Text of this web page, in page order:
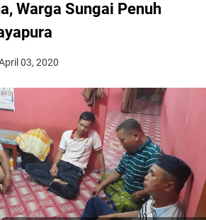
Warga Sungai Penuh
03, 2020